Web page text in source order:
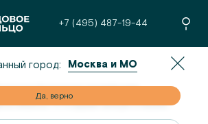
+7 (495) 487-19-44
Ассоциации застройщиков
объекты ГК «Садовое кольцо» в Казани
город: Москва и МО
Да, верно